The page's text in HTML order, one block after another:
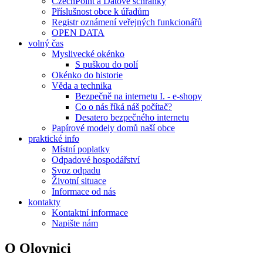
Příslušnost obce k úřadům
Registr oznámení veřejných funkcionářů
OPEN DATA
volný čas
Myslivecké okénko
S puškou do polí
Okénko do historie
Věda a technika
Bezpečně na internetu I. - e-shopy
Co o nás říká náš počítač?
Desatero bezpečného internetu
Papírové modely domů naší obce
praktické info
Místní poplatky
Odpadové hospodářství
Svoz odpadu
Životní situace
Informace od nás
kontakty
Kontaktní informace
Napište nám
O Olovnici